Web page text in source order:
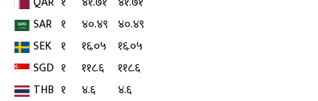
SAR १ ४०.४९ ४०.४९
SEK १ १६.०५
१६.०५
SGD १ ११८.६
११८.६
THB १ ४.६
४.६